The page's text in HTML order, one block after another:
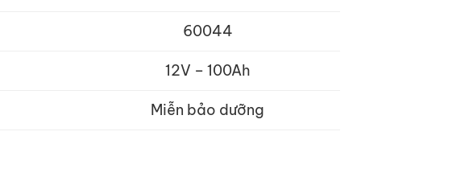
60044
12V – 100Ah
Miễn bảo dưỡng